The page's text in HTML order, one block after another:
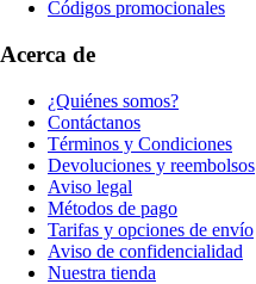
Códigos promocionales
Acerca de
¿Quiénes somos?
Contáctanos
Términos y Condiciones
Devoluciones y reembolsos
Aviso legal
Métodos de pago
Tarifas y opciones de envío
Aviso de confidencialidad
Nuestra tienda